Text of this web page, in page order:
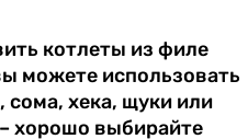
котлеты из филе
можете использовать
хека, щуки или
хорошо выбирайте